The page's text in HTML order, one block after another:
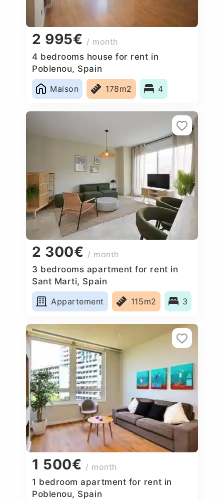
2 995€ / month
4 bedrooms house for rent in
Poblenou, Spain
Maison
178m2 4
2 300€ / month
3 bedrooms apartment for rent in
Sant Marti, Spain
Appartement
115m2 3
1 500€ / month
1 bedroom apartment for rent in
Poblenou, Spain